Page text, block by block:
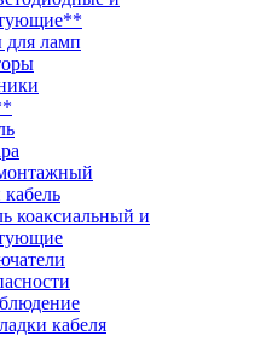
ламп
коаксиальный и
кабеля